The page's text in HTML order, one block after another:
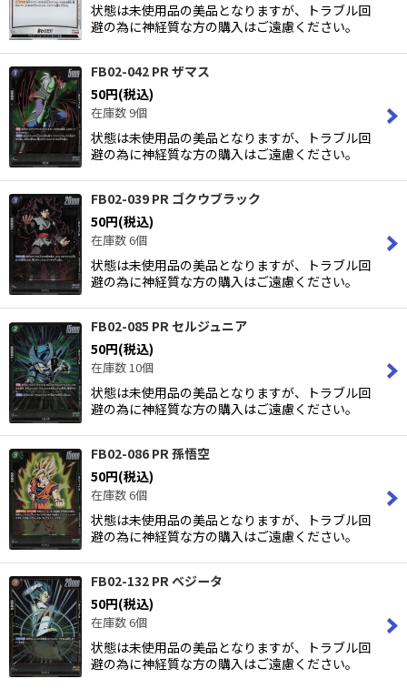
状態は未使用品の美品となりますが、トラブル回
避の為に神経質な方の購入はご遠慮ください。
FB02-042 PR ザマス
50円(税込)
在庫数 9個
状態は未使用品の美品となりますが、トラブル回
避の為に神経質な方の購入はご遠慮ください。
FB02-039 PR ゴクウブラック
50円(税込)
在庫数 6個
状態は未使用品の美品となりますが、トラブル回
避の為に神経質な方の購入はご遠慮ください。
FB02-085 PR セルジュニア
50円(税込)
在庫数 10個
状態は未使用品の美品となりますが、トラブル回
避の為に神経質な方の購入はご遠慮ください。
FB02-086 PR 孫悟空
50円(税込)
在庫数 6個
状態は未使用品の美品となりますが、トラブル回
避の為に神経質な方の購入はご遠慮ください。
FB02-132 PR ベジータ
50円(税込)
在庫数 6個
状態は未使用品の美品となりますが、トラブル回
避の為に神経質な方の購入はご遠慮ください。